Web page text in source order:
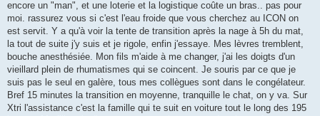
encore un "man", et une loterie et la logistique coûte un bras.. pas pour
moi. rassurez vous si c'est l'eau froide que vous cherchez au ICON on
est servit. Y a qu'à voir la tente de transition après la nage à 5h du mat,
la tout de suite j'y suis et je rigole, enfin j'essaye. Mes lèvres tremblent,
bouche anesthésiée. Mon fils m'aide à me changer, j'ai les doigts d'un
vieillard plein de rhumatismes qui se coincent. Je souris par ce que je
suis pas le seul en galère, tous mes collègues sont dans le congélateur.
Bref 15 minutes la transition en moyenne, tranquille le chat, on y va. Sur
Xtri l'assistance c'est la famille qui te suit en voiture tout le long des 195